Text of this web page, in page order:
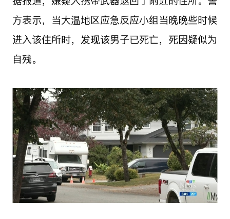
方表示，当大温地区应急反应小组当晚晚些时候
进入该住所时，发现该男子已死亡，死因疑似为
自残。